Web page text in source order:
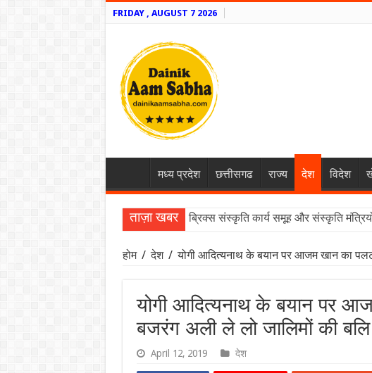
FRIDAY , AUGUST 7 2026
मध्य प्रदेश छत्तीसगढ राज्य देश विदेश
ताज़ा खबर ब्रिक्स संस्कृति कार्य समूह और संस्कृति
होम / देश / योगी आदित्यनाथ के बयान पर आजम खान का
योगी आदित्यनाथ के बयान पर
बजरंग अली ले लो जालिमों की बलि
April 12, 2019 देश